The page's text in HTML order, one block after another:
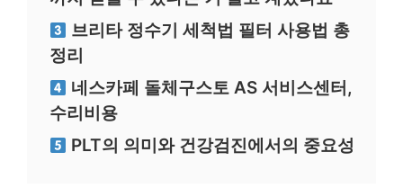
브리타 정수기 세척법 필터 사용법 총
정리
네스카페 돌체구스토 AS 서비스센터,
수리비용
PLT의 의미와 건강검진에서의 중요성